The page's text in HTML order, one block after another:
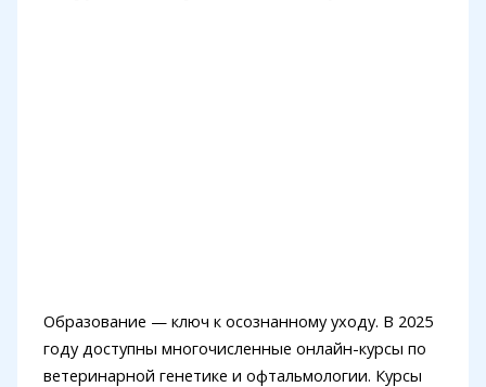
Образование — ключ к осознанному уходу. В 2025
году доступны многочисленные онлайн-курсы по
ветеринарной генетике и офтальмологии. Курсы